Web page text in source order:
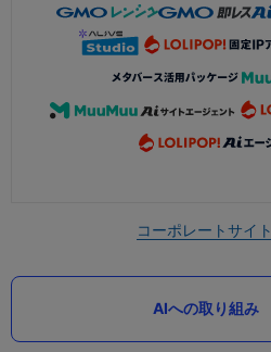
コーポレートサイト
AIへの取り組み